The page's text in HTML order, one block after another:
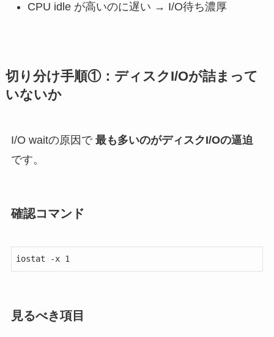
CPU idle が高いのに遅い → I/O待ち濃厚
切り分け手順①：ディスクI/Oが詰まって
いないか
I/O waitの原因で 最も多いのがディスクI/Oの逼迫
です。
確認コマンド
iostat -x 1
見るべき項目